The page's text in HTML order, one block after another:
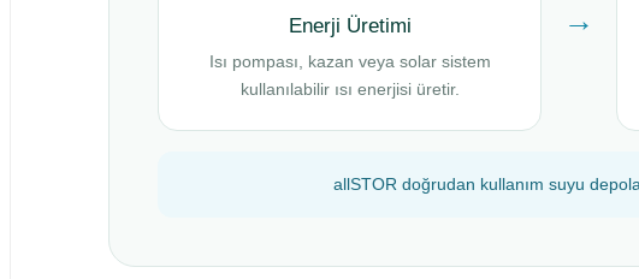
Enerji Üretimi
Isı pompası, kazan veya solar sistem
kullanılabilir ısı enerjisi üretir.
→
allSTOR doğrudan kullanım suyu